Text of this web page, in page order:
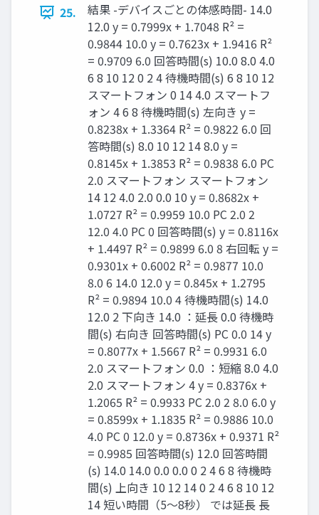
25.
結果 -デバイスごとの体感時間- 14.0
12.0 y = 0.7999x + 1.7048 R² =
0.9844 10.0 y = 0.7623x + 1.9416 R²
= 0.9709 6.0 回答時間(s) 10.0 8.0 4.0
6 8 10 12 0 2 4 待機時間(s) 6 8 10 12
スマートフォン 0 14 4.0 スマートフ
ォン 4 6 8 待機時間(s) 左向き y =
0.8238x + 1.3364 R² = 0.9822 6.0 回
答時間(s) 8.0 10 12 14 8.0 y =
0.8145x + 1.3853 R² = 0.9838 6.0 PC
2.0 スマートフォン スマートフォン
14 12 4.0 2.0 0.0 10 y = 0.8682x +
1.0727 R² = 0.9959 10.0 PC 2.0 2
12.0 4.0 PC 0 回答時間(s) y = 0.8116x
+ 1.4497 R² = 0.9899 6.0 8 右回転 y =
0.9301x + 0.6002 R² = 0.9877 10.0
8.0 6 14.0 12.0 y = 0.845x + 1.2795
R² = 0.9894 10.0 4 待機時間(s) 14.0
12.0 2 下向き 14.0 ：延長 0.0 待機時
間(s) 右向き 回答時間(s) PC 0.0 14 y
= 0.8077x + 1.5667 R² = 0.9931 6.0
2.0 スマートフォン 0.0 ：短縮 8.0 4.0
2.0 スマートフォン 4 y = 0.8376x +
1.2065 R² = 0.9933 PC 2.0 2 8.0 6.0 y
= 0.8599x + 1.1835 R² = 0.9886 10.0
4.0 PC 0 12.0 y = 0.8736x + 0.9371 R²
= 0.9985 回答時間(s) 12.0 回答時間
(s) 14.0 14.0 0.0 0.0 0 2 4 6 8 待機時
間(s) 上向き 10 12 14 0 2 4 6 8 10 12
14 短い時間（5〜8秒） では延長 長